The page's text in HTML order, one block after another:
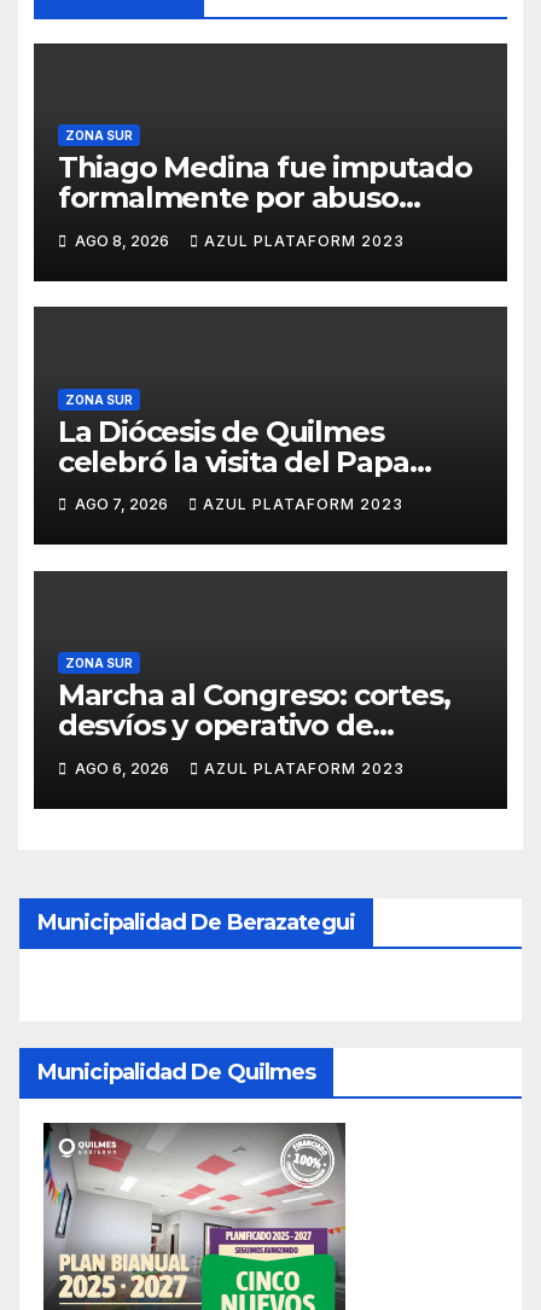
ZONA SUR
Thiago Medina fue imputado
formalmente por abuso
sexual
AGO 8, 2026 AZUL PLATAFORM 2023
ZONA SUR
La Diócesis de Quilmes
celebró la visita del Papa
León XIV a la Argentina
AGO 7, 2026 AZUL PLATAFORM 2023
ZONA SUR
Marcha al Congreso: cortes,
desvíos y operativo de
seguridad por la protesta
contra la reforma de la Ley de
Tierras
AGO 6, 2026 AZUL PLATAFORM 2023
Municipalidad De Berazategui
Municipalidad De Quilmes